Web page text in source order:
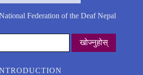
Federation of the Deaf Nepal